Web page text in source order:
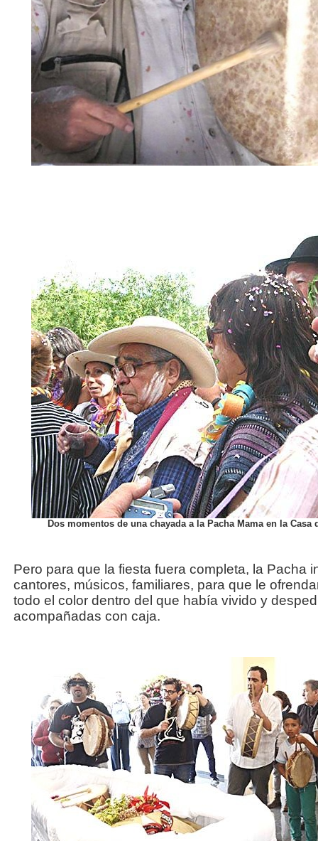
Dos momentos de una chayada a la Pacha Mama en la Casa
Pero para que la fiesta fuera completa, la Pacha
cantores, músicos, familiares, para que le
todo el color dentro del que había vivido y
acompañadas con caja.